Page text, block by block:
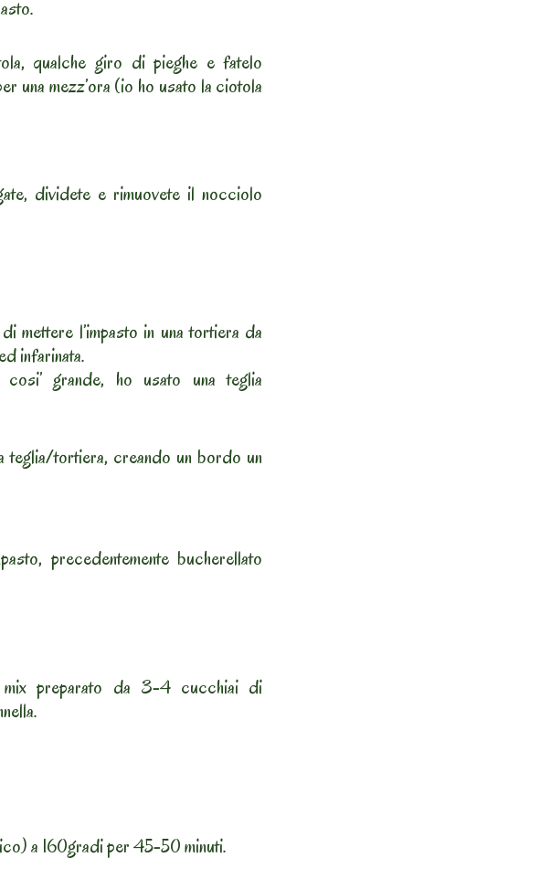
qualche giro di pieghe e fatelo
una mezz’ora (io ho usato la ciotola
dividete e rimuovete il nocciolo
mettere l’impasto in una tortiera da
infarinata.
grande, ho usato una teglia
teglia/tortiera, creando un bordo un
precedentemente bucherellato
preparato da 3-4 cucchiai di
a 160gradi per 45-50 minuti.